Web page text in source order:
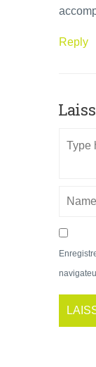
Reply